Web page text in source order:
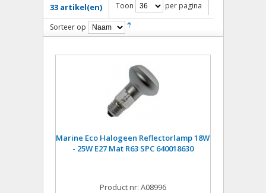
33 artikel(en) Toon per pagina
Sorteer op
Marine Eco Halogeen Reflectorlamp 18W
- 25W E27 Mat R63 SPC 640018630
Product nr: A08996